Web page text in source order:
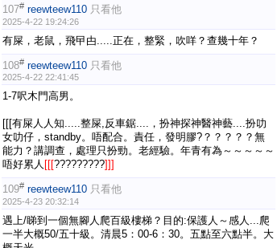
107# reewteew110 只看他
2025-4-22 19:24:26
有屎，老鼠，飛曱甴.....正在，整緊，吹咩？查幾十年？
108# reewteew110 只看他
2025-4-22 22:41:45
1-7呎木門高男。
[[[有屎人人知.....整屎,反車鋸....，扮神探神醫神藝....扮叻
女叻仔，standby。唔配合。責任，發明膠?？？？？？無
能力？講調查，處理只扮勁。老經驗。年青有為～～～～～
唔好累人 [[[?????????]]]
109# reewteew110 只看他
2025-4-23 20:32:14
遇上/睇到一個無腳人爬百級樓梯？目的:保護人～感人...爬
一半大概50/五十級。清晨5：00-6：30。五點至六點半。大